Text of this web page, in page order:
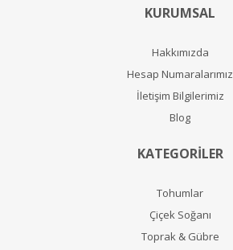
KURUMSAL
Hakkımızda
Hesap Numaralarımız
İletişim Bilgilerimiz
Blog
KATEGORİLER
Tohumlar
Çiçek Soğanı
Toprak & Gübre